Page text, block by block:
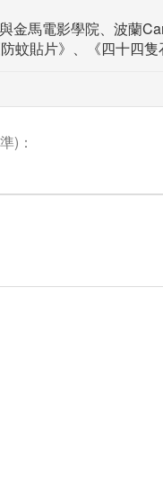
金馬電影學院、波蘭
蚊貼片》、《四十四隻
)：